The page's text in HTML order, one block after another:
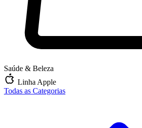
Saúde & Beleza
Linha Apple
Todas as Categorias